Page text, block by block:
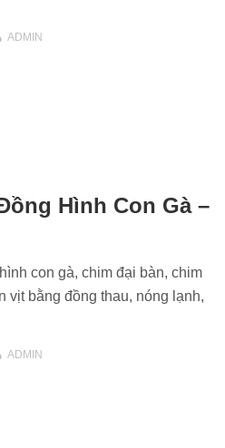
ADMIN
Hình Con Gà –
con gà, chim đại bàn, chim
vịt bằng đồng thau, nóng lạnh,
ADMIN